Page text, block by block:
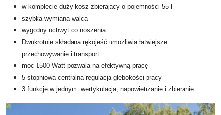
w komplecie duży kosz zbierający o pojemności 55 l
szybka wymiana walca
wygodny uchwyt do noszenia
Dwukrotnie składana rękojeść umożliwia łatwiejsze
przechowywanie i transport
moc 1500 Watt pozwala na efektywną pracę
5-stopniowa centralna regulacja głębokości pracy
3 funkcje w jednym: wertykulacja, napowietrzanie i zbieranie